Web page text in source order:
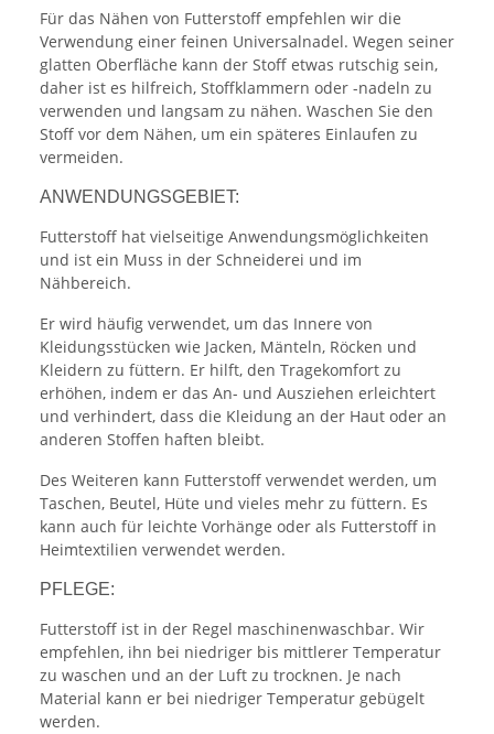
Für das Nähen von Futterstoff empfehlen wir die
Verwendung einer feinen Universalnadel. Wegen seiner
glatten Oberfläche kann der Stoff etwas rutschig sein,
daher ist es hilfreich, Stoffklammern oder -nadeln zu
verwenden und langsam zu nähen. Waschen Sie den
Stoff vor dem Nähen, um ein späteres Einlaufen zu
vermeiden.
ANWENDUNGSGEBIET:
Futterstoff hat vielseitige Anwendungsmöglichkeiten
und ist ein Muss in der Schneiderei und im
Nähbereich.
Er wird häufig verwendet, um das Innere von
Kleidungsstücken wie Jacken, Mänteln, Röcken und
Kleidern zu füttern. Er hilft, den Tragekomfort zu
erhöhen, indem er das An- und Ausziehen erleichtert
und verhindert, dass die Kleidung an der Haut oder an
anderen Stoffen haften bleibt.
Des Weiteren kann Futterstoff verwendet werden, um
Taschen, Beutel, Hüte und vieles mehr zu füttern. Es
kann auch für leichte Vorhänge oder als Futterstoff in
Heimtextilien verwendet werden.
PFLEGE:
Futterstoff ist in der Regel maschinenwaschbar. Wir
empfehlen, ihn bei niedriger bis mittlerer Temperatur
zu waschen und an der Luft zu trocknen. Je nach
Material kann er bei niedriger Temperatur gebügelt
werden.